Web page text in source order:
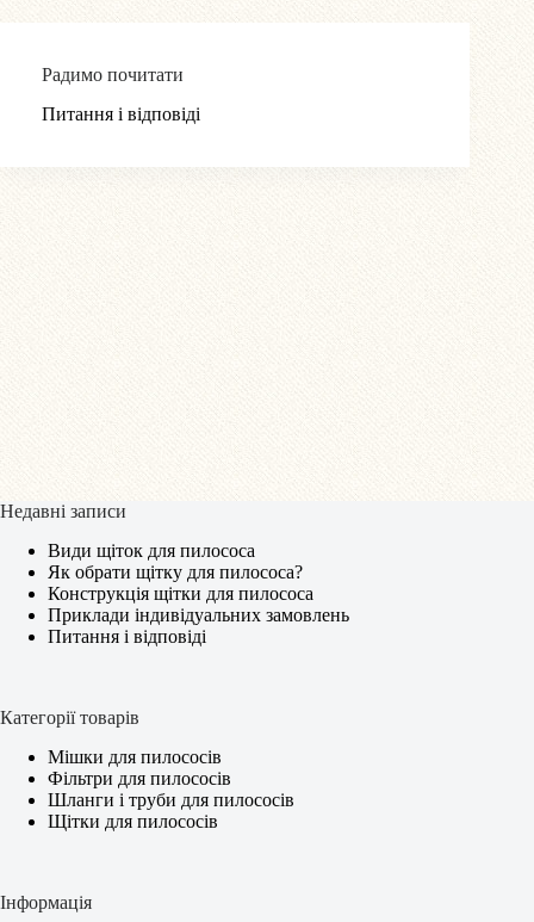
Радимо почитати
Питання і відповіді
Недавні записи
Види щіток для пилососа
Як обрати щітку для пилососа?
Конструкція щітки для пилососа
Приклади індивідуальних замовлень
Питання і відповіді
Категорії товарів
Мішки для пилососів
Фільтри для пилососів
Шланги і труби для пилососів
Щітки для пилососів
Інформація